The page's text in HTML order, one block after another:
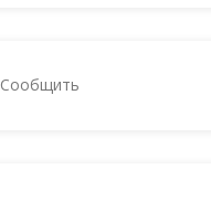
Сообщить